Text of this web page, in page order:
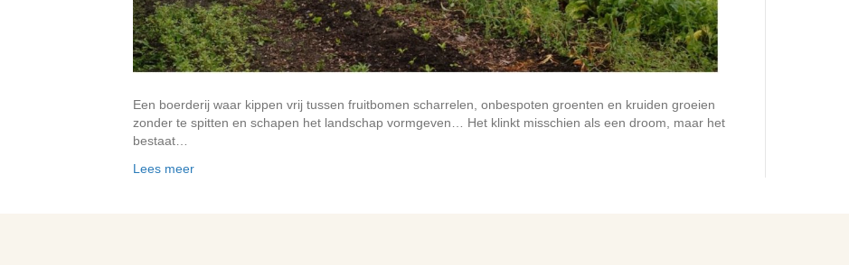
Een boerderij waar kippen vrij tussen fruitbomen scharrelen, onbespoten groenten en kruiden groeien
zonder te spitten en schapen het landschap vormgeven… Het klinkt misschien als een droom, maar het
bestaat…
Lees meer